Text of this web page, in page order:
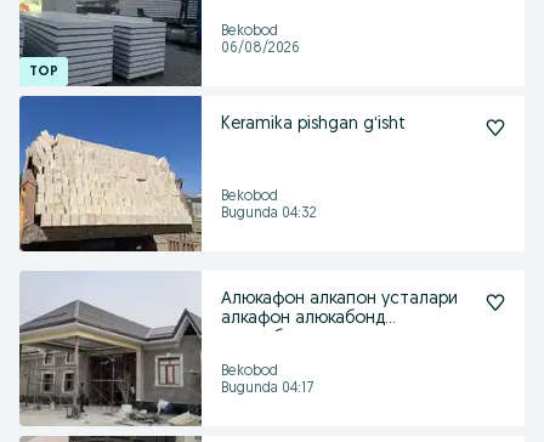
Bekobod
06/08/2026
Keramika pishgan gʻisht
Bekobod
Bugunda 04:32
Алюкафон алкапон усталари
алкафон алюкабонд
Bekobod
Bugunda 04:17